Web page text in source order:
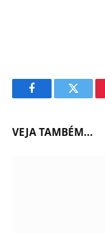
FacebookTwitter
VEJA TAMBÉM...